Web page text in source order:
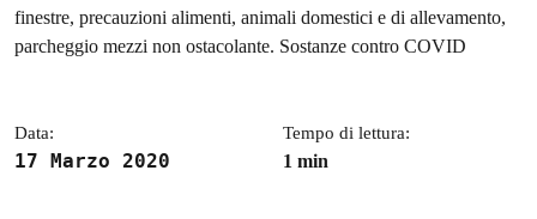
finestre, precauzioni alimenti, animali domestici e di allevamento,
parcheggio mezzi non ostacolante. Sostanze contro COVID
Data:
17 Marzo 2020
Tempo di lettura:
1 min